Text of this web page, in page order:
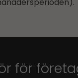
för